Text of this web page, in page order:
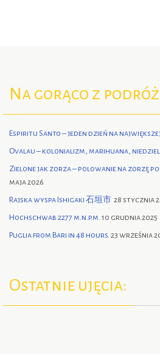
Na gorąco z
Espiritu Santo – jeden dzień na
Ovalau – kolonializm, marihuana,
Zielone jak zorza – polowanie na zorzę
maja 2026
Rajska wyspa Ishigaki 石垣市 28 stycznia
Hochschwab 2277 m.n.p.m. 10 grudnia 2025
Puglia from Bari in 48 hours. 23 września
Ostatnie ujęcia: